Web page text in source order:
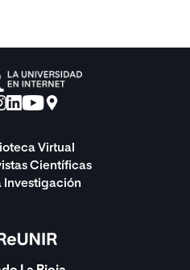
Virtual
Científicas
Investigación